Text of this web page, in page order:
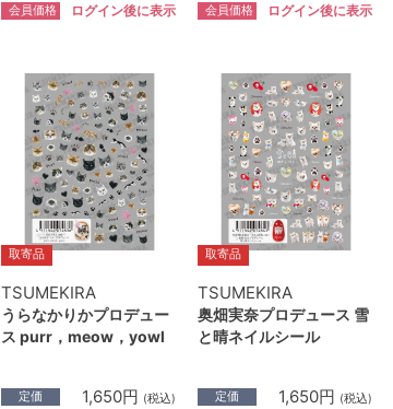
会員価格 ログイン後に表示 会員価格 ログイン後に表示
取寄品
TSUMEKIRA
うらなかりかプロデュー
ス purr，meow，yowl
定価 1,650円 (税込)
取寄品
TSUMEKIRA
奥畑実奈プロデュース 雪
と晴ネイルシール
定価 1,650円 (税込)